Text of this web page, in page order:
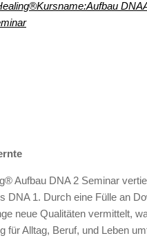
Kursname:Aufbau DNA
Aufbau DNA 2 Seminar
DNA 1. Durch eine Fülle an
neue Qualitäten vermittelt,
für Alltag, Beruf, und Leben